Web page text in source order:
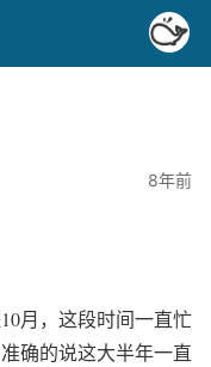
8年前
月，这段时间一直忙
确的说这大半年一直